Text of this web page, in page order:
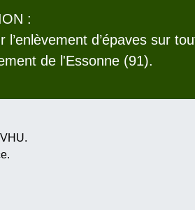
:
l’enlèvement d’épaves sur
de l'Essonne (91).
.